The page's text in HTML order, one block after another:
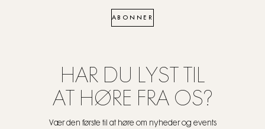
ABONNER
HAR DU LYST TIL
AT HØRE FRA OS?
Vær den første til at høre om nyheder og events